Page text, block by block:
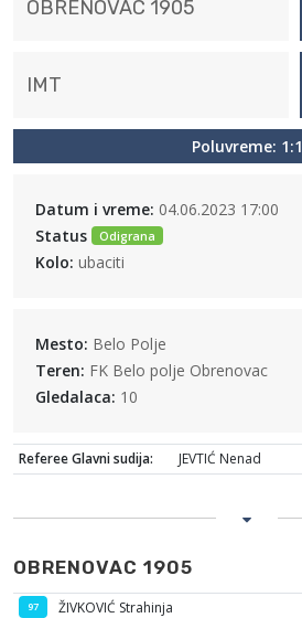
OBRENOVAC 1905
IMT
Poluvreme: 1:1
Datum i vreme: 04.06.2023 17:00
Status
Odigrana
Kolo: ubaciti
Mesto: Belo Polje
Teren: FK Belo polje Obrenovac
Gledalaca: 10
Referee Glavni sudija: JEVTIĆ Nenad
OBRENOVAC 1905
97 ŽIVKOVIĆ Strahinja